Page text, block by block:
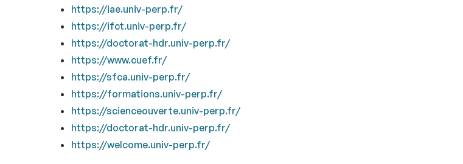
https://iae.univ-perp.fr/
https://ifct.univ-perp.fr/
https://doctorat-hdr.univ-perp.fr/
https://www.cuef.fr/
https://sfca.univ-perp.fr/
https://formations.univ-perp.fr/
https://scienceouverte.univ-perp.fr/
https://doctorat-hdr.univ-perp.fr/
https://welcome.univ-perp.fr/